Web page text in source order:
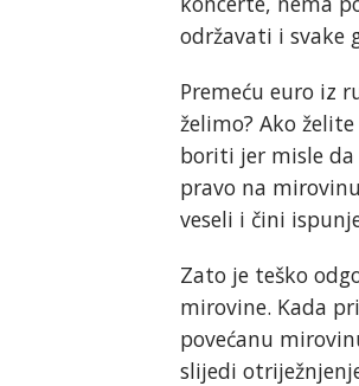
održavati i svake
Premeću euro iz
želimo? Ako
boriti jer misle
pravo na
veseli i čini
Zato je teško
mirovine. Kada
povećanu
slijedi